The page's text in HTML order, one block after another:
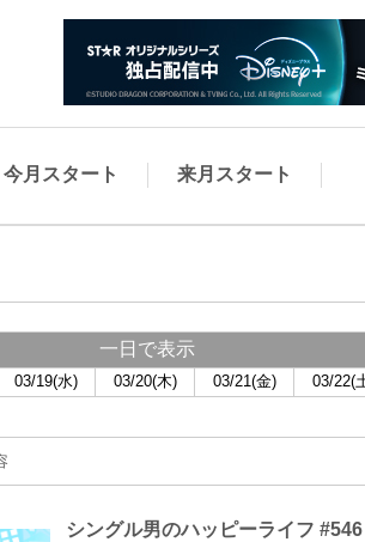
今月スタート 来月スタート
一日で表示
03/19(水) 03/20(木) 03/21(金) 03/22(
シングル男のハッピーライフ